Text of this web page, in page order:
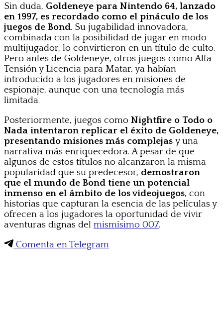
Sin duda, Goldeneye para Nintendo 64, lanzado
en 1997, es recordado como el pináculo de los
juegos de Bond. Su jugabilidad innovadora,
combinada con la posibilidad de jugar en modo
multijugador, lo convirtieron en un título de culto.
Pero antes de Goldeneye, otros juegos como Alta
Tensión y Licencia para Matar, ya habían
introducido a los jugadores en misiones de
espionaje, aunque con una tecnología más
limitada.
Posteriormente, juegos como Nightfire o Todo o
Nada intentaron replicar el éxito de Goldeneye,
presentando misiones más complejas y una
narrativa más enriquecedora. A pesar de que
algunos de estos títulos no alcanzaron la misma
popularidad que su predecesor, demostraron
que el mundo de Bond tiene un potencial
inmenso en el ámbito de los videojuegos, con
historias que capturan la esencia de las películas y
ofrecen a los jugadores la oportunidad de vivir
aventuras dignas del mismísimo 007.
Comenta en Telegram